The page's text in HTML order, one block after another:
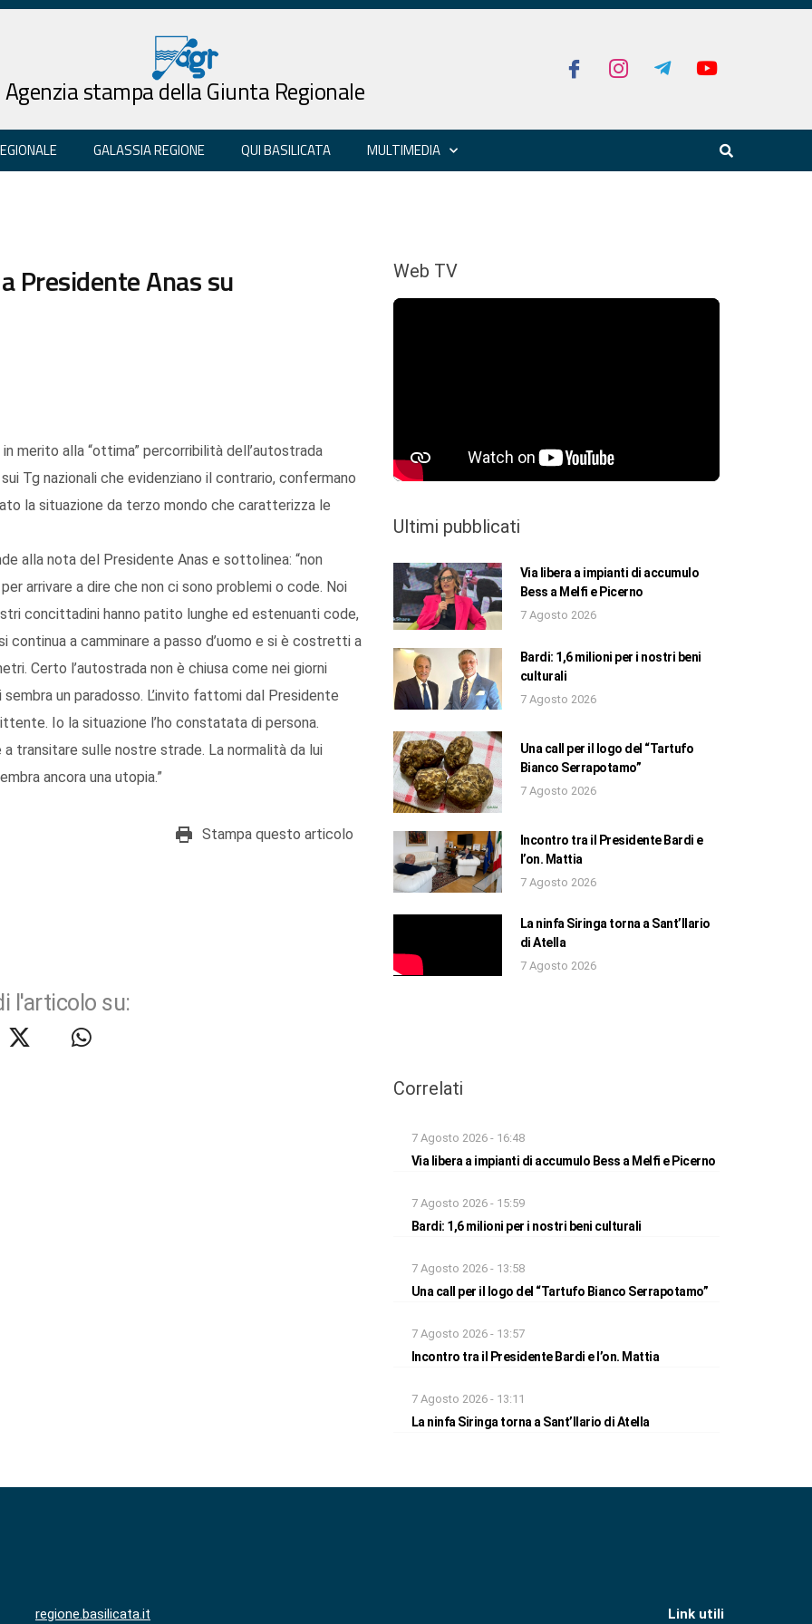
Agenzia stampa della Giunta Regionale
GALASSIA REGIONE QUI BASILICATA MULTIMEDIA
Presidente Anas su
merito alla “ottima” percorribilità dell’autostrada
Tg nazionali che evidenziano il contrario, confermano
la situazione da terzo mondo che caratterizza le
alla nota del Presidente Anas e sottolinea: “non
arrivare a dire che non ci sono problemi o code. Noi
concittadini hanno patito lunghe ed estenuanti code,
a camminare a passo d’uomo e si è costretti a
Certo l’autostrada non è chiusa come nei giorni
un paradosso. L’invito fattomi dal Presidente
Io la situazione l’ho constatata di persona.
a transitare sulle nostre strade. La normalità da lui
ancora una utopia.”
Stampa questo articolo
l'articolo su:
Web TV
Ultimi pubblicati
Via libera a impianti di accumulo
Bess a Melfi e Picerno
7 Agosto 2026
Bardi: 1,6 milioni per i nostri beni
culturali
7 Agosto 2026
Una call per il logo del “Tartufo
Bianco Serrapotamo”
7 Agosto 2026
Incontro tra il Presidente Bardi e
l’on. Mattia
7 Agosto 2026
La ninfa Siringa torna a Sant’Ilario
di Atella
7 Agosto 2026
Correlati
7 Agosto 2026 - 16:48
Via libera a impianti di accumulo Bess a Melfi e Picerno
7 Agosto 2026 - 15:59
Bardi: 1,6 milioni per i nostri beni culturali
7 Agosto 2026 - 13:58
Una call per il logo del “Tartufo Bianco Serrapotamo”
7 Agosto 2026 - 13:57
Incontro tra il Presidente Bardi e l’on. Mattia
7 Agosto 2026 - 13:11
La ninfa Siringa torna a Sant’Ilario di Atella
regione.basilicata.it Link utili